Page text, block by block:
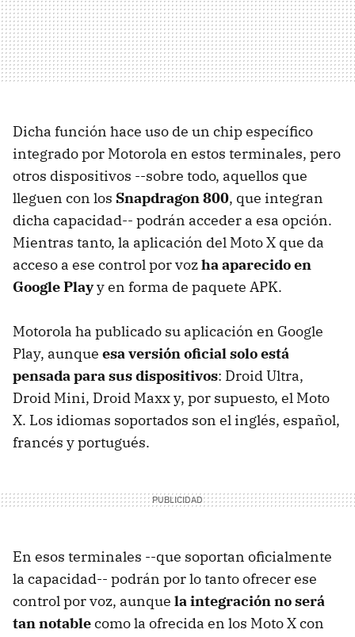
Dicha función hace uso de un chip específico
integrado por Motorola en estos terminales, pero
otros dispositivos --sobre todo, aquellos que
lleguen con los Snapdragon 800, que integran
dicha capacidad-- podrán acceder a esa opción.
Mientras tanto, la aplicación del Moto X que da
acceso a ese control por vozha aparecido en
Google Playy en forma de paquete APK.
Motorola ha publicado su aplicación en Google
Play, aunque esa versión oficial solo está
pensada para sus dispositivos: Droid Ultra,
Droid Mini, Droid Maxx y, por supuesto, el Moto
X. Los idiomas soportados son el inglés, español,
francés y portugués.
En esos terminales --que soportan oficialmente
la capacidad-- podrán por lo tanto ofrecer ese
control por voz, aunque la integración no será
tan notablecomo la ofrecida en los Moto X con